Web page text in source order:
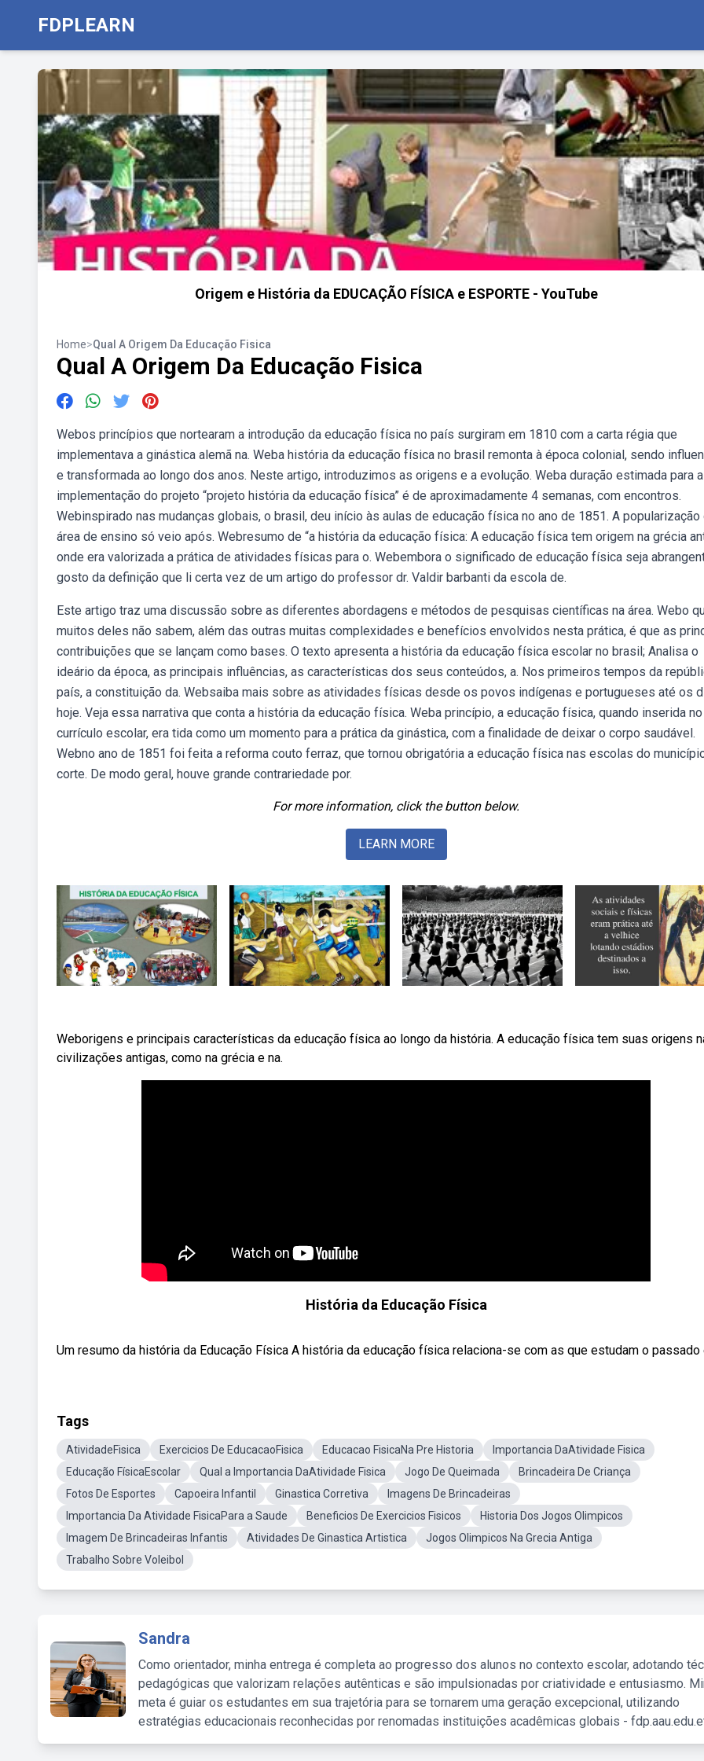
FDPLEARN
Origem e História da EDUCAÇÃO FÍSICA e ESPORTE - YouTube
Home>Qual A Origem Da Educação Fisica
Qual A Origem Da Educação Fisica
Webos princípios que nortearam a introdução da educação física no país surgiram em 1810 com a carta régia que
implementava a ginástica alemã na. Weba história da educação física no brasil remonta à época colonial, sendo
e transformada ao longo dos anos. Neste artigo, introduzimos as origens e a evolução. Weba duração estimada para a
implementação do projeto “projeto história da educação física” é de aproximadamente 4 semanas, com encontros.
Webinspirado nas mudanças globais, o brasil, deu início às aulas de educação física no ano de 1851. A
área de ensino só veio após. Webresumo de “a história da educação física: A educação física tem origem na grécia
onde era valorizada a prática de atividades físicas para o. Webembora o significado de educação física seja
gosto da definição que li certa vez de um artigo do professor dr. Valdir barbanti da escola de.
Este artigo traz uma discussão sobre as diferentes abordagens e métodos de pesquisas científicas na área. Webo
muitos deles não sabem, além das outras muitas complexidades e benefícios envolvidos nesta prática, é que as
contribuições que se lançam como bases. O texto apresenta a história da educação física escolar no brasil; Analisa o
ideário da época, as principais influências, as características dos seus conteúdos, a. Nos primeiros tempos da
país, a constituição da. Websaiba mais sobre as atividades físicas desde os povos indígenas e portugueses até os
hoje. Veja essa narrativa que conta a história da educação física. Weba princípio, a educação física, quando inserida no
currículo escolar, era tida como um momento para a prática da ginástica, com a finalidade de deixar o corpo saudável.
Webno ano de 1851 foi feita a reforma couto ferraz, que tornou obrigatória a educação física nas escolas do
corte. De modo geral, houve grande contrariedade por.
For more information, click the button below.
LEARN MORE
Weborigens e principais características da educação física ao longo da história. A educação física tem suas origens
civilizações antigas, como na grécia e na.
História da Educação Física
Um resumo da história da Educação Física A história da educação física relaciona-se com as que estudam o passado
Tags
AtividadeFisica Exercicios De EducacaoFisica Educacao FisicaNa Pre Historia
Importancia DaAtividade Fisica
Educação FísicaEscolar
Qual a Importancia DaAtividade Fisica Jogo De Queimada
Brincadeira De Criança
Fotos De Esportes
Capoeira Infantil Ginastica Corretiva
Imagens De Brincadeiras
Importancia Da Atividade FisicaPara a Saude
Beneficios De Exercicios Fisicos
Historia Dos Jogos Olimpicos
Imagem De Brincadeiras Infantis
Atividades De Ginastica Artistica
Jogos Olimpicos Na Grecia Antiga
Trabalho Sobre Voleibol
Sandra
Como orientador, minha entrega é completa ao progresso dos alunos no contexto escolar, adotando
pedagógicas que valorizam relações autênticas e são impulsionadas por criatividade e entusiasmo.
meta é guiar os estudantes em sua trajetória para se tornarem uma geração excepcional, utilizando
estratégias educacionais reconhecidas por renomadas instituições acadêmicas globais -